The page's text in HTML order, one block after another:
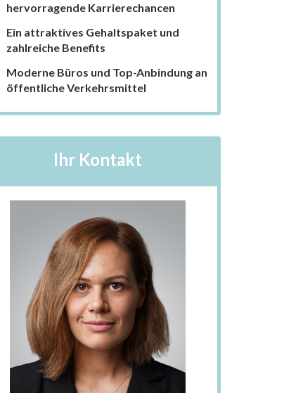
hervorragende Karrierechancen
Ein attraktives Gehaltspaket und
zahlreiche Benefits
Moderne Büros und Top-Anbindung an
öffentliche Verkehrsmittel
Ihr Kontakt